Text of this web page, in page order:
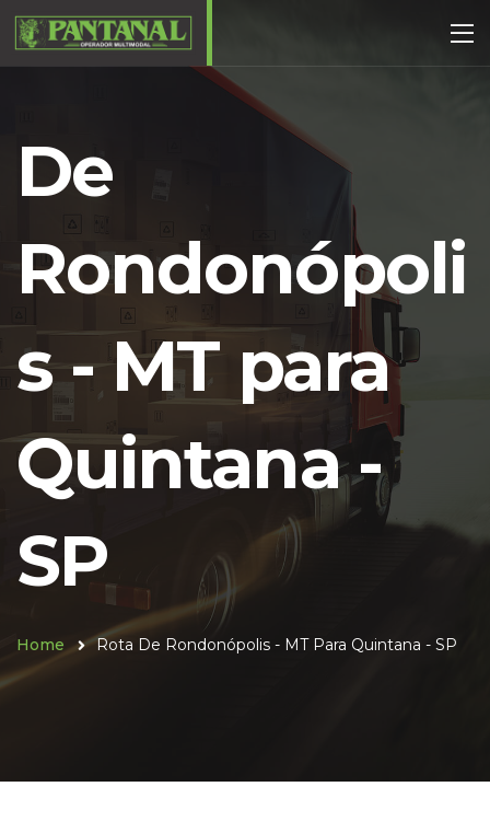
De
Rondonópoli
s - MT para
Quintana -
SP
Home Rota De Rondonópolis - MT Para Quintana - SP